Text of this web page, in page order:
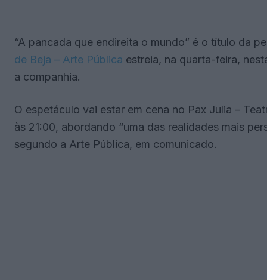
“A pancada que endireita o mundo” é o título da
de Beja – Arte Pública estreia, na quarta-feira,
a companhia.
O espetáculo vai estar em cena no Pax Julia –
às 21:00, abordando “uma das realidades mais
segundo a Arte Pública, em comunicado.